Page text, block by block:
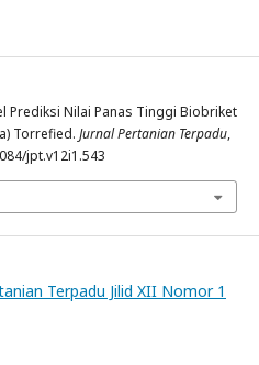
Prediksi Nilai Panas Tinggi Biobriket
Torrefied. Jurnal Pertanian Terpadu,
jpt.v12i1.543
Terpadu Jilid XII Nomor 1